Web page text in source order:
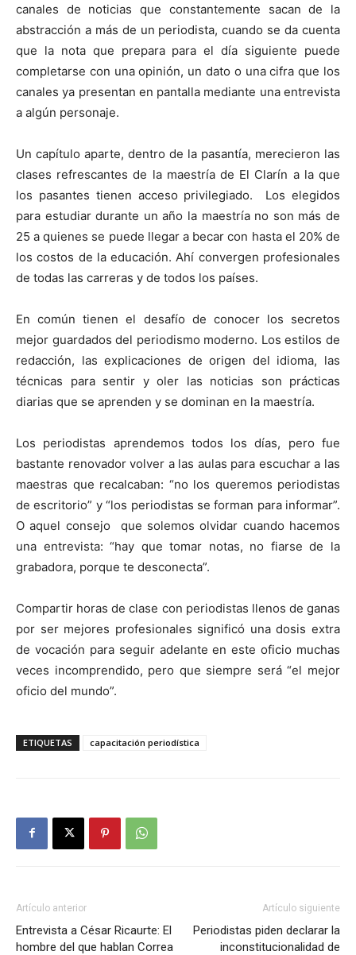
canales de noticias que constantemente sacan de la
abstracción a más de un periodista, cuando se da cuenta
que la nota que prepara para el día siguiente puede
completarse con una opinión, un dato o una cifra que los
canales ya presentan en pantalla mediante una entrevista
a algún personaje.
Un capítulo aparte, dentro de la pasantía, merecieron las
clases refrescantes de la maestría de El Clarín a la que
los pasantes tienen acceso privilegiado. Los elegidos
para estudiar durante un año la maestría no son más de
25 a quienes se puede llegar a becar con hasta el 20% de
los costos de la educación. Ahí convergen profesionales
de todas las carreras y de todos los países.
En común tienen el desafío de conocer los secretos
mejor guardados del periodismo moderno. Los estilos de
redacción, las explicaciones de origen del idioma, las
técnicas para sentir y oler las noticias son prácticas
diarias que se aprenden y se dominan en la maestría.
Los periodistas aprendemos todos los días, pero fue
bastante renovador volver a las aulas para escuchar a las
maestras que recalcaban: “no los queremos periodistas
de escritorio” y “los periodistas se forman para informar”.
O aquel consejo que solemos olvidar cuando hacemos
una entrevista: “hay que tomar notas, no fiarse de la
grabadora, porque te desconecta”.
Compartir horas de clase con periodistas llenos de ganas
por ser mejores profesionales significó una dosis extra
de vocación para seguir adelante en este oficio muchas
veces incomprendido, pero que siempre será “el mejor
oficio del mundo”.
ETIQUETAS capacitación periodística
Artículo anterior
Entrevista a César Ricaurte: El
hombre del que hablan Correa
Artículo siguiente
Periodistas piden declarar la
inconstitucionalidad de